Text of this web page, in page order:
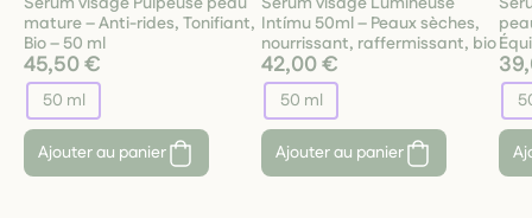
mature – Anti-rides, Tonifiant,
Bio – 50 ml
45,50 €
50 ml
Ajouter au panier
Intímu 50ml – Peaux sèches,
nourrissant, raffermissant, bio
42,00 €
50 ml
Ajouter au panier